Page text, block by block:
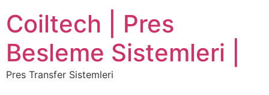
Coiltech | Pres
Besleme Sistemleri |
Pres Transfer Sistemleri